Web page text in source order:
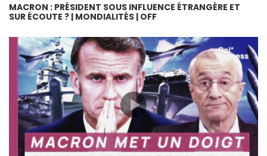
MACRON : PRÉSIDENT SOUS INFLUENCE ÉTRANGÈRE ET
SUR ÉCOUTE ? | MONDIALITÉS | OFF